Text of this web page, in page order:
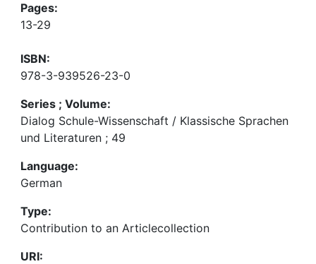
Pages:
13-29
ISBN:
978-3-939526-23-0
Series ; Volume:
Dialog Schule-Wissenschaft / Klassische Sprachen
und Literaturen ; 49
Language:
German
Type:
Contribution to an Articlecollection
URI: